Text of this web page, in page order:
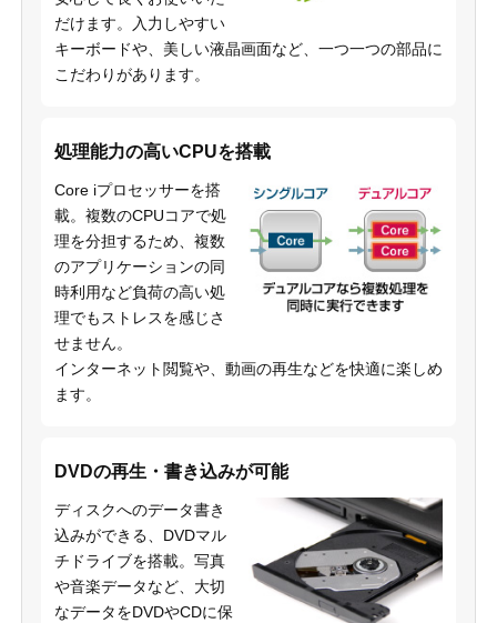
だけます。入力しやすい
キーボードや、美しい液晶画面など、一つ一つの部品に
こだわりがあります。
処理能力の高いCPUを搭載
Core iプロセッサーを搭
載。複数のCPUコアで処
理を分担するため、複数
のアプリケーションの同
時利用など負荷の高い処
理でもストレスを感じさ
せません。
インターネット閲覧や、動画の再生などを快適に楽しめ
ます。
DVDの再生・書き込みが可能
ディスクへのデータ書き
込みができる、DVDマル
チドライブを搭載。写真
や音楽データなど、大切
なデータをDVDやCDに保